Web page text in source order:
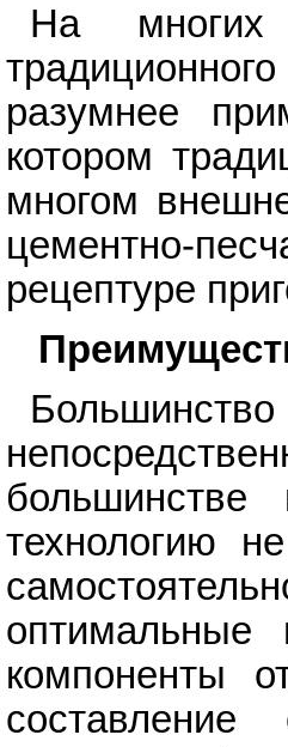
На многих
разумнее
котором
многом
цементно-
рецептуре
технологию
компоненты